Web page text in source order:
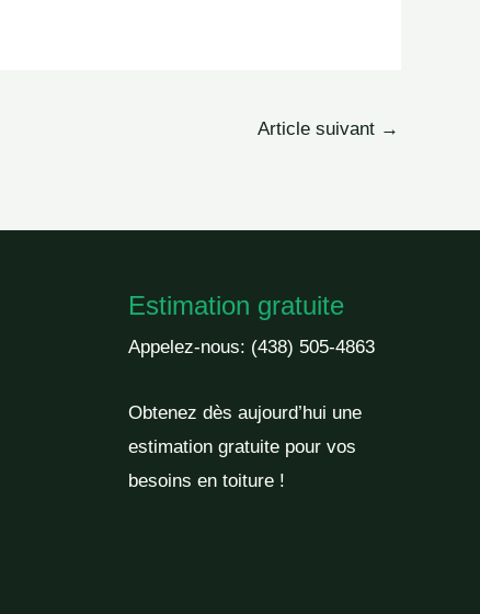
Article suivant →
Estimation gratuite
Appelez-nous: (438) 505-4863
Obtenez dès aujourd’hui une
estimation gratuite pour vos
besoins en toiture !